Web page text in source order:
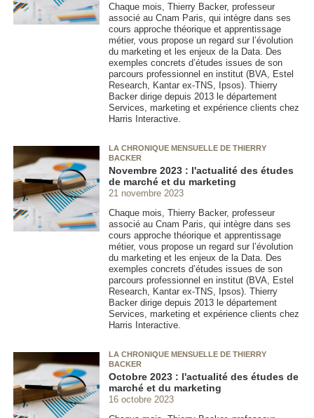
Chaque mois, Thierry Backer, professeur
associé au Cnam Paris, qui intègre dans ses
cours approche théorique et apprentissage
métier, vous propose un regard sur l’évolution
du marketing et les enjeux de la Data. Des
exemples concrets d’études issues de son
parcours professionnel en institut (BVA, Estel
Research, Kantar ex-TNS, Ipsos). Thierry
Backer dirige depuis 2013 le département
Services, marketing et expérience clients chez
Harris Interactive.
LA CHRONIQUE MENSUELLE DE THIERRY
BACKER
Novembre 2023 : l'actualité des études
de marché et du marketing
21 novembre 2023
Chaque mois, Thierry Backer, professeur
associé au Cnam Paris, qui intègre dans ses
cours approche théorique et apprentissage
métier, vous propose un regard sur l’évolution
du marketing et les enjeux de la Data. Des
exemples concrets d’études issues de son
parcours professionnel en institut (BVA, Estel
Research, Kantar ex-TNS, Ipsos). Thierry
Backer dirige depuis 2013 le département
Services, marketing et expérience clients chez
Harris Interactive.
LA CHRONIQUE MENSUELLE DE THIERRY
BACKER
Octobre 2023 : l'actualité des études de
marché et du marketing
16 octobre 2023